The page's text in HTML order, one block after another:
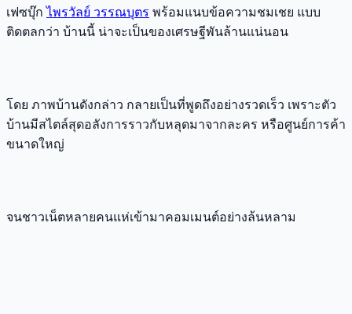
เฟซบุ๊กไพรวัลย์ วรรณบุตร พร้อมแนบข้อความชมเชย แบบ
ติดตลกว่า บ้านนี้ น่าจะเป็นของเศรษฐีพันล้านแน่นอน
โดย ภาพบ้านดังกล่าว กลายเป็นที่พูดถึงอย่างรวดเร็ว เพราะตัว
บ้านมีสไตล์สุดอลังการราวกับหลุดมาจากละคร หรือศูนย์การค้า
ขนาดใหญ่
จนชาวเน็ตหลายคนแห่เข้ามาคอมเมนต์อย่างล้นหลาม